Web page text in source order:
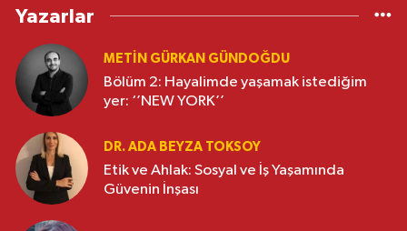
Yazarlar
METIN GÜRKAN GÜNDOĞDU
Bölüm 2: Hayalimde yaşamak istediğim
yer: ‘’NEW YORK’’
DR. ADA BEYZA TOKSOY
Etik ve Ahlak: Sosyal ve İş Yaşamında
Güvenin İnşası